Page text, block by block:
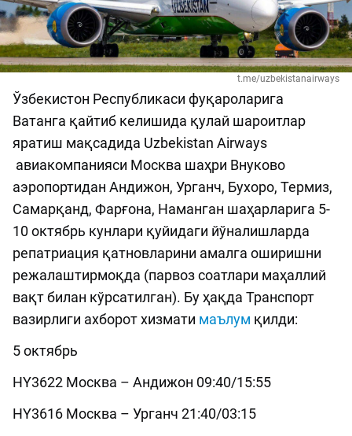
t.me/uzbekistanairways
Ўзбекистон Республикаси фуқароларига
Ватанга қайтиб келишида қулай шароитлар
яратиш мақсадида Uzbekistan Airways
авиакомпанияси Москва шаҳри Внуково
аэропортидан Андижон, Урганч, Бухоро, Термиз,
Самарқанд, Фарғона, Наманган шаҳарларига 5-
10 октябрь кунлари қуйидаги йўналишларда
репатриация қатновларини амалга оширишни
режалаштирмоқда (парвоз соатлари маҳаллий
вақт билан кўрсатилган). Бу ҳақда Транспорт
вазирлиги ахборот хизмати маълум қилди:
5 октябрь
HY3622 Москва – Андижон 09:40/15:55
HY3616 Москва – Урганч 21:40/03:15